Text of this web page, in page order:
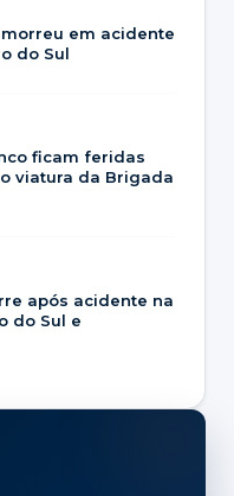
em acidente
do Sul
ficam feridas
viatura da Brigada
após acidente na
do Sul e